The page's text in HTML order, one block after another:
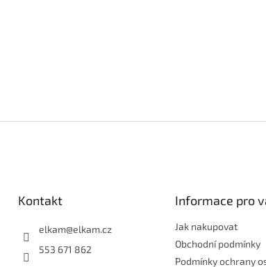
Kontakt
elkam@elkam.cz
553 671 862
Informace pro
Jak nakupovat
Obchodní podmínky
Podmínky ochrany